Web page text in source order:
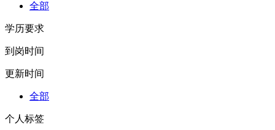
全部
学历要求
到岗时间
更新时间
全部
个人标签